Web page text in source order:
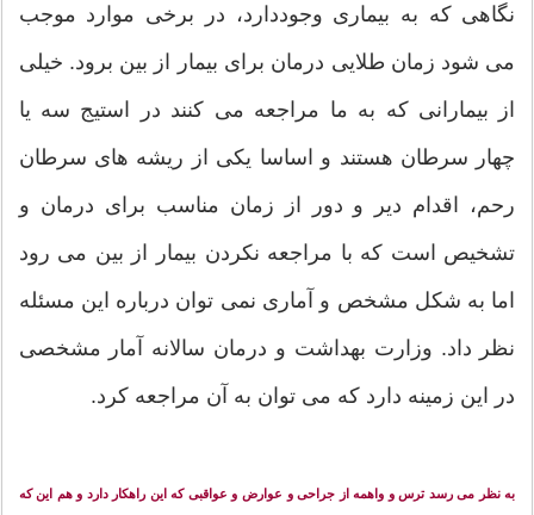
نگاهی که به بیماری وجوددارد، در برخی موارد موجب
می شود زمان طلایی درمان برای بیمار از بین برود. خیلی
از بیمارانی که به ما مراجعه می کنند در استیج سه یا
چهار سرطان هستند و اساسا یکی از ریشه های سرطان
رحم، اقدام دیر و دور از زمان مناسب برای درمان و
تشخیص است که با مراجعه نکردن بیمار از بین می رود
اما به شکل مشخص و آماری نمی توان درباره این مسئله
نظر داد. وزارت بهداشت و درمان سالانه آمار مشخصی
در این زمینه دارد که می توان به آن مراجعه کرد.
به نظر می رسد ترس و واهمه از جراحی و عوارض و عواقبی که این راهکار دارد و هم این که